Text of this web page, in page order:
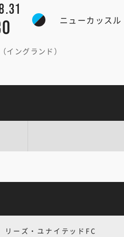
ニューカッス
イングランド）
リーズ・ユナイテッドFC